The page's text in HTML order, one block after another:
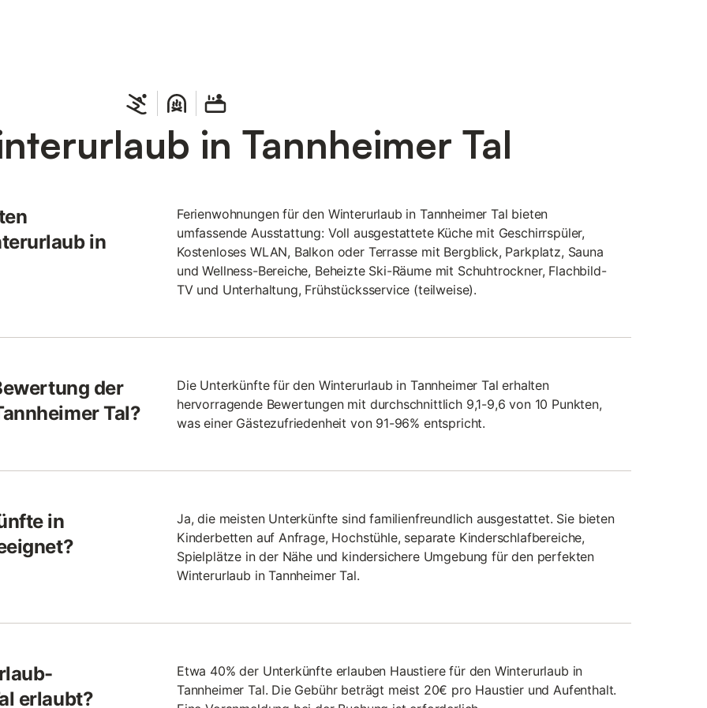
in Tannheimer Tal
in
Ferienwohnungen für den Winterurlaub in Tannheimer Tal bieten
umfassende Ausstattung: Voll ausgestattete Küche mit Geschirrspüler,
Kostenloses WLAN, Balkon oder Terrasse mit Bergblick, Parkplatz, Sauna
und Wellness-Bereiche, Beheizte Ski-Räume mit Schuhtrockner, Flachbild-
TV und Unterhaltung, Frühstücksservice (teilweise).
der
Tal?
Die Unterkünfte für den Winterurlaub in Tannheimer Tal erhalten
hervorragende Bewertungen mit durchschnittlich 9,1-9,6 von 10 Punkten,
was einer Gästezufriedenheit von 91-96% entspricht.
in
Ja, die meisten Unterkünfte sind familienfreundlich ausgestattet. Sie bieten
Kinderbetten auf Anfrage, Hochstühle, separate Kinderschlafbereiche,
Spielplätze in der Nähe und kindersichere Umgebung für den perfekten
Winterurlaub in Tannheimer Tal.
erlaubt?
Etwa 40% der Unterkünfte erlauben Haustiere für den Winterurlaub in
Tannheimer Tal. Die Gebühr beträgt meist 20€ pro Haustier und Aufenthalt.